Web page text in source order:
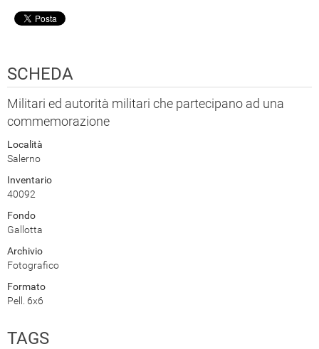
SCHEDA
Militari ed autorità militari che partecipano ad una
commemorazione
Località
Salerno
Inventario
40092
Fondo
Gallotta
Archivio
Fotografico
Formato
Pell. 6x6
TAGS